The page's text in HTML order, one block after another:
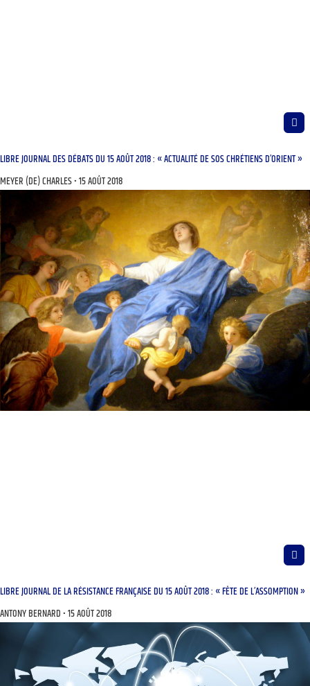
LIBRE JOURNAL DES DÉBATS DU 15 AOÛT 2018 : « ACTUALITÉ DE SOS CHRÉTIENS D’ORIENT »
MEYER (DE) CHARLES 15 AOÛT 2018
LIBRE JOURNAL DE LA RÉSISTANCE FRANÇAISE DU 15 AOÛT 2018 : « FÊTE DE L’ASSOMPTION »
ANTONY BERNARD 15 AOÛT 2018